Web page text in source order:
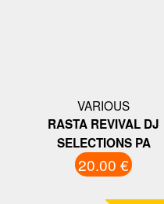
VARIOUS
RASTA REVIVAL DJ
SELECTIONS PA
20.00 €